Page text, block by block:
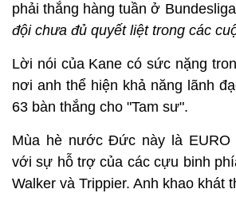
phải thắng hàng tuần ở
đội chưa đủ quyết liệt trong các
Lời nói của Kane có sức nặng
nơi anh thể hiện khả năng lãnh
63 bàn thắng cho "Tam sư".
Mùa hè nước Đức này là EURO
với sự hỗ trợ của các cựu binh
Walker và Trippier. Anh khao khát